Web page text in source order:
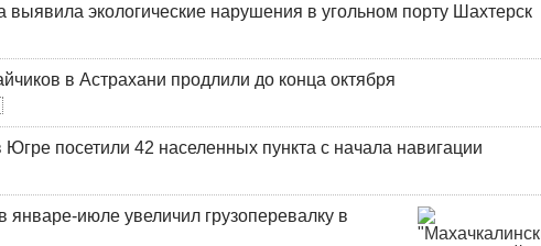
выявила экологические нарушения в угольном порту Шахтерск
в Астрахани продлили до конца октября
посетили 42 населенных пункта с начала навигации
январе-июле увеличил грузоперевалку в